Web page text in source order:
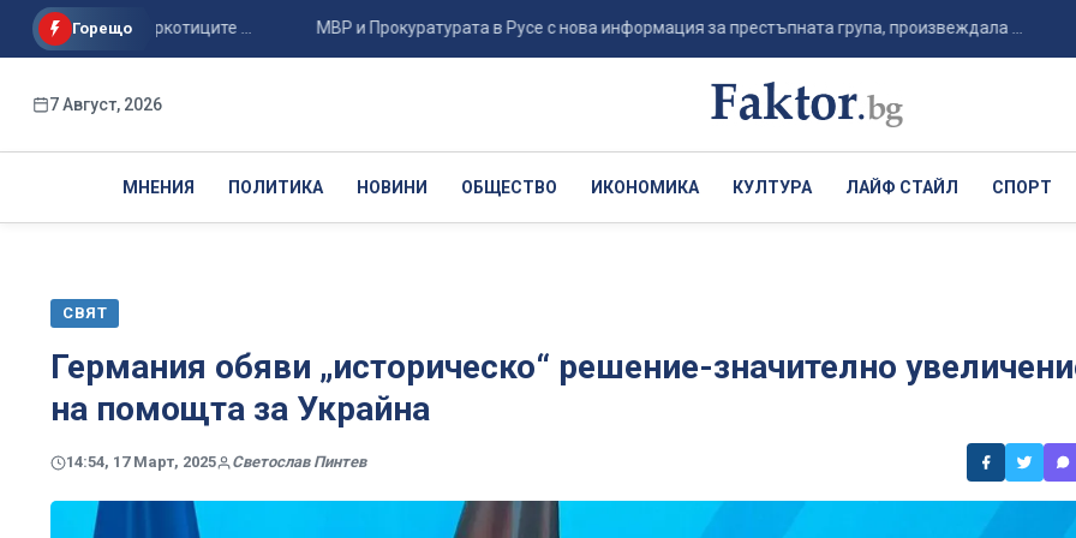
Горещо
с наркотиците ... МВР и Прокуратурата в Русе с нова информация за престъпната група, произвеждала ...
7 Август, 2026
МНЕНИЯ ПОЛИТИКА НОВИНИ ОБЩЕСТВО ИКОНОМИКА КУЛТУРА ЛАЙФ СТАЙЛ СПОРТ
СВЯТ
Германия обяви „историческо“ решение-значително
на помощта за Украйна
14:54, 17 Март, 2025 Светослав Пинтев